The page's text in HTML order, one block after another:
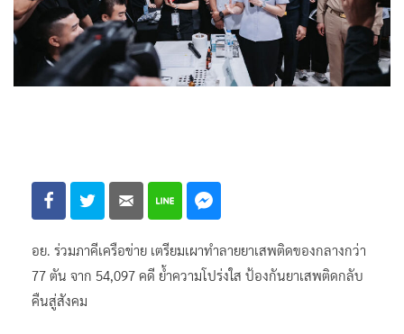
อย. ร่วมภาคีเครือข่าย เตรียมเผาทำลายยาเสพติดของกลางกว่า
77 ตัน จาก 54,097 คดี ย้ำความโปร่งใส ป้องกันยาเสพติดกลับ
คืนสู่สังคม